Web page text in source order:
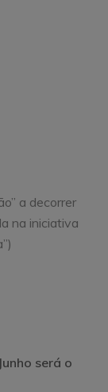
a decorrer
na iniciativa
Junho será o